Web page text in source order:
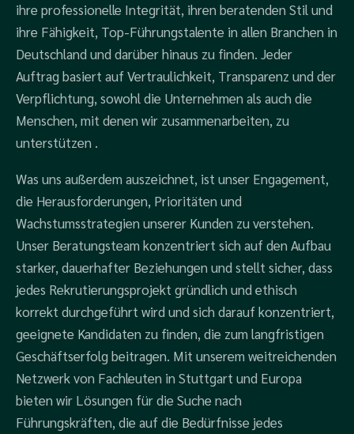
ihre professionelle Integrität, ihren beratenden Stil und
ihre Fähigkeit, Top-Führungstalente in allen Branchen in
Deutschland und darüber hinaus zu finden. Jeder
Auftrag basiert auf Vertraulichkeit, Transparenz und der
Verpflichtung, sowohldie Unternehmen als auch die
Menschen, mit denen wir zusammenarbeiten, zu
unterstützen .
Was uns außerdem auszeichnet, ist unser Engagement,
die Herausforderungen, Prioritäten und
Wachstumsstrategien unserer Kunden zu verstehen.
Unser Beratungsteam konzentriert sich auf den Aufbau
starker, dauerhafter Beziehungen und stellt sicher, dass
jedes Rekrutierungsprojekt gründlich und ethisch
korrekt durchgeführt wird und sich darauf konzentriert,
geeignete Kandidaten zu finden, die zum langfristigen
Geschäftserfolg beitragen. Mit unserem weitreichenden
Netzwerk von Fachleuten in Stuttgart und Europa
bieten wir Lösungen für die Suche nach
Führungskräften, die auf die Bedürfnisse jedes